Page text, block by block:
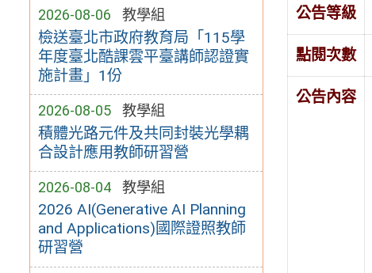
2026-08-06 教學組
檢送臺北市政府教育局「115學
年度臺北酷課雲平臺講師認證實
施計畫」1份
2026-08-05 教學組
積體光路元件及共同封裝光學耦
合設計應用教師研習營
2026-08-04 教學組
2026 AI(Generative AI Planning
and Applications)國際證照教師
研習營
公告等級
點閱次數
公告內容